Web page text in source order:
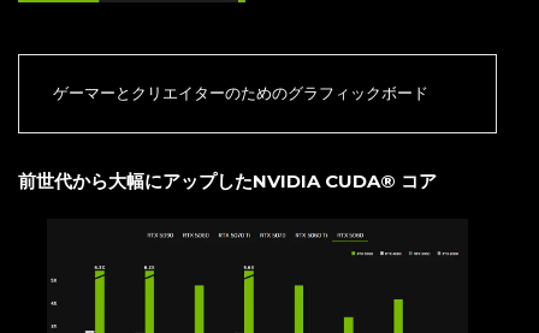
ゲーマーとクリエイターのためのグラフィックボード
前世代から大幅にアップしたNVIDIA CUDA® コア